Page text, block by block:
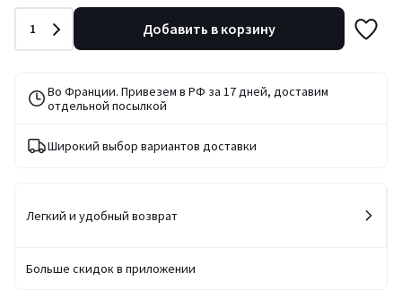
Количество
1 Добавить в корзину
Во Франции. Привезем в РФ за 17 дней, доставим
отдельной посылкой
Широкий выбор вариантов доставки
Легкий и удобный возврат
Больше скидок в приложении